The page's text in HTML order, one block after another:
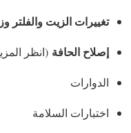
تغييرات الزيت والفلتر
إصلاح الحافة (انظر
الدوارات
اختبارات السلامة